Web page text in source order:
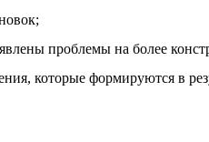
проблемы на более
которые формируются в